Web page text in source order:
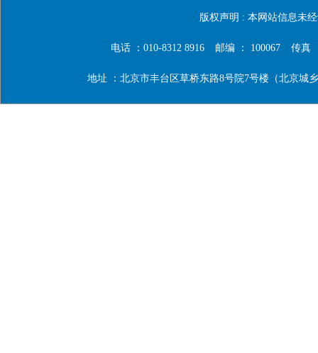
版权声明 : 本网站信息未
电话 ：010-8312 8916 邮编 ： 100067 传真
地址 ：北京市丰台区草桥东路8号院7号楼（北京城